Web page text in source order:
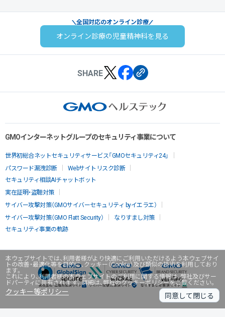
本ウェブサイトでは、利用者様がより快適にご利用いただけるよう本ウェブサイ
トの改善・最適化等を目的に、クッキー（Cookie）及び類似の技術を利用しており
ます。
これにより、利用者様の本ウェブサイトのご利用に関する情報は、弊社及びサー
ドパーティに共有されます。詳細は、弊社のクッキーポリシーをご覧ください。
クッキー等ポリシー 同意して閉じる
全国対応のオンライン診療
オンライン診療の児童精神科を見る
SHARE
GMOインターネットグループのセキュリティ事業について
世界初総合ネットセキュリティサービス「GMOセキュリティ24」
パスワード漏洩診断
Webサイトリスク診断
セキュリティ相談AIチャットボット
実在証明・盗聴対策
サイバー攻撃対策（GMOサイバーセキュリティ byイエラエ）
サイバー攻撃対策（GMO Flatt Security）
なりすまし対策
セキュリティ事業の軌跡